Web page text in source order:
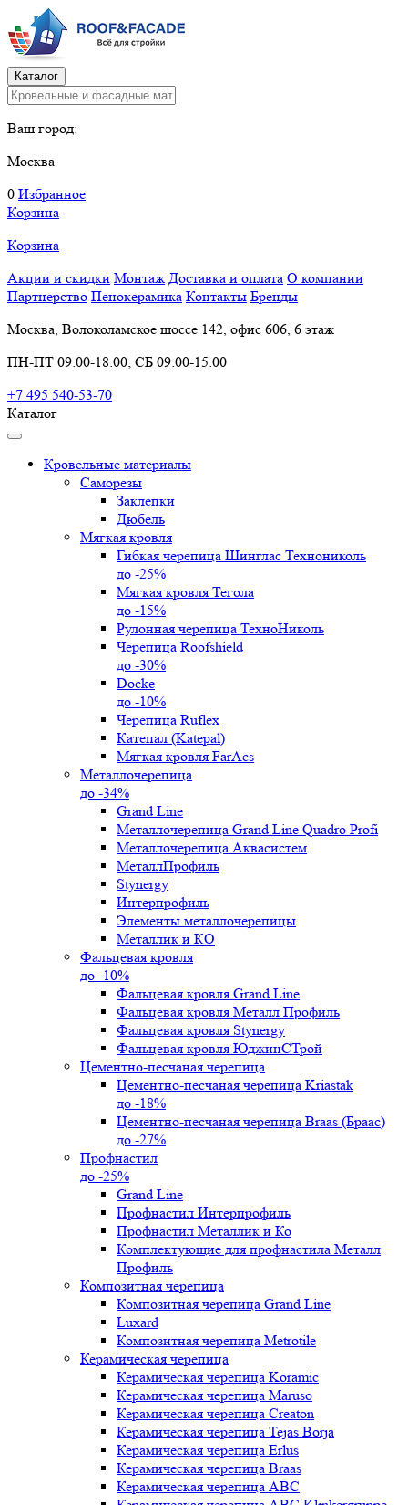
Каталог
Ваш город:
Москва
0 Избранное
Корзина
Корзина
Акции и скидки Монтаж Доставка и оплата О компании
Партнерство Пенокерамика Контакты Бренды
Москва, Волоколамское шоссе 142, офис 606, 6 этаж
ПН-ПТ 09:00-18:00; СБ 09:00-15:00
+7 495 540-53-70
Каталог
Кровельные материалы
Саморезы
Заклепки
Дюбель
Мягкая кровля
Гибкая черепица Шинглас Технониколь
до -25%
Мягкая кровля Тегола
до -15%
Рулонная черепица ТехноНиколь
Черепица Roofshield
до -30%
Docke
до -10%
Черепица Ruflex
Катепал (Katepal)
Мягкая кровля FarAcs
Металлочерепица
до -34%
Grand Line
Металлочерепица Grand Line Quadro Profi
Металлочерепица Аквасистем
МеталлПрофиль
Stynergy
Интерпрофиль
Элементы металлочерепицы
Металлик и КО
Фальцевая кровля
до -10%
Фальцевая кровля Grand Line
Фальцевая кровля Металл Профиль
Фальцевая кровля Stynergy
Фальцевая кровля ЮджинСТрой
Цементно-песчаная черепица
Цементно-песчаная черепица Kriastak
до -18%
Цементно-песчаная черепица Braas (Браас)
до -27%
Профнастил
до -25%
Grand Line
Профнастил Интерпрофиль
Профнастил Металлик и Ко
Комплектующие для профнастила Металл
Профиль
Композитная черепица
Композитная черепица Grand Line
Luxard
Композитная черепица Metrotile
Керамическая черепица
Керамическая черепица Koramic
Керамическая черепица Maruso
Керамическая черепица Creaton
Керамическая черепица Tejas Borja
Керамическая черепица Erlus
Керамическая черепица Braas
Керамическая черепица ABC